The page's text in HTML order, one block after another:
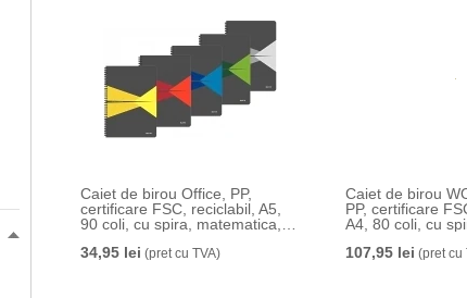
Caiet de birou Office, PP,
certificare FSC, reciclabil, A5,
90 coli, cu spira, matematica,
34,95 lei (pret cu TVA)
Caiet de birou WOW Be Mobile,
PP, certificare
A4, 80 coli, cu
107,95 lei (pret cu